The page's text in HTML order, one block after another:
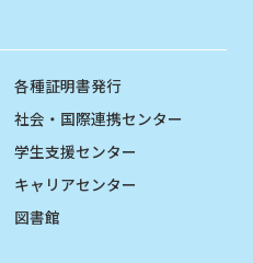
各種証明書発行
社会・国際連携センター
学生支援センター
キャリアセンター
図書館